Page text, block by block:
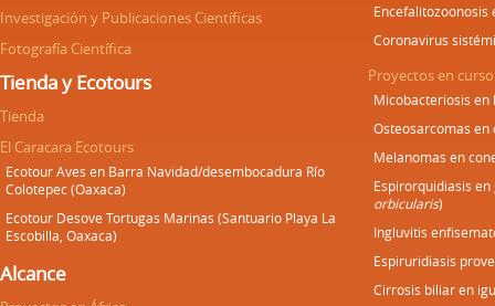
Investigación y Publicaciones Científicas
Fotografía Científica
Tienda y Ecotours
Tienda
El Caracara Ecotours
Ecotour Aves en Barra Navidad/desembocadura Río
Colotepec (Oaxaca)
Ecotour Desove Tortugas Marinas (Santuario Playa La
Escobilla, Oaxaca)
Alcance
Coronavirus
Proyectos en curso
Micobacteriosis en
Osteosarcomas en
Melanomas en
Espirorquidiasis
orbicularis)
Ingluvitis
Espiruridiasis
Cirrosis biliar en